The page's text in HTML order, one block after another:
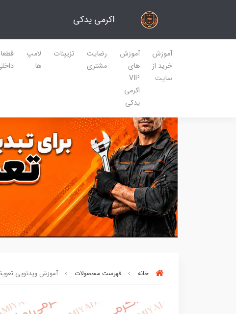
اکرمی یدکی
آموزش
خرید از
سایت
آموزش
های
VIP
اکرمی
یدکی
رضایت
مشتری
تزیینات
لامپ
ها
خانه فهرست محصولات آموزش ویدئویی تعویض